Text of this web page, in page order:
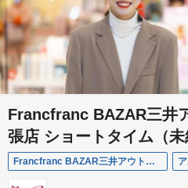
Francfranc BAZAR三井
張店 ショートタイム（未
Francfranc BAZAR三井アウトレットパーク幕張店